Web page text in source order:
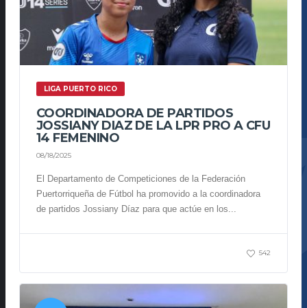
LIGA PUERTO RICO
COORDINADORA DE PARTIDOS
JOSSIANY DIAZ DE LA LPR PRO A CFU
14 FEMENINO
08/18/2025
El Departamento de Competiciones de la Federación
Puertorriqueña de Fútbol ha promovido a la coordinadora
de partidos Jossiany Díaz para que actúe en los...
542